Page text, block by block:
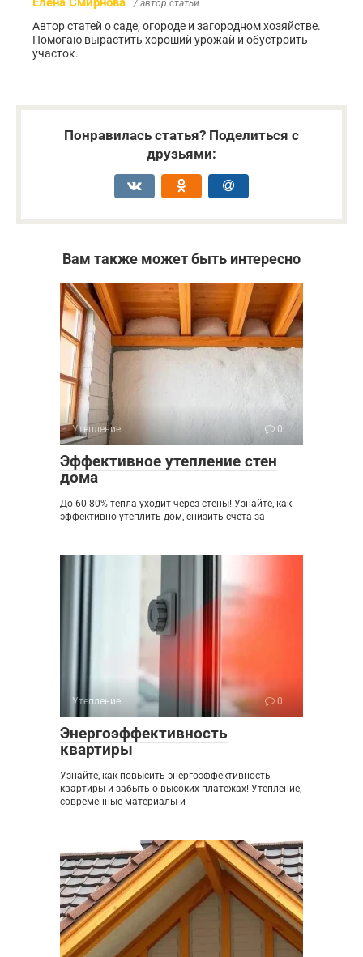
/ автор статьи
Автор статей о саде, огороде и загородном хозяйстве.
Помогаю вырастить хороший урожай и обустроить
участок.
Понравилась статья? Поделиться с
друзьями:
Вам также может быть интересно
Утепление 0
Эффективное утепление стен
дома
До 60-80% тепла уходит через стены! Узнайте, как
эффективно утеплить дом, снизить счета за
Утепление 0
Энергоэффективность
квартиры
Узнайте, как повысить энергоэффективность
квартиры и забыть о высоких платежах! Утепление,
современные материалы и